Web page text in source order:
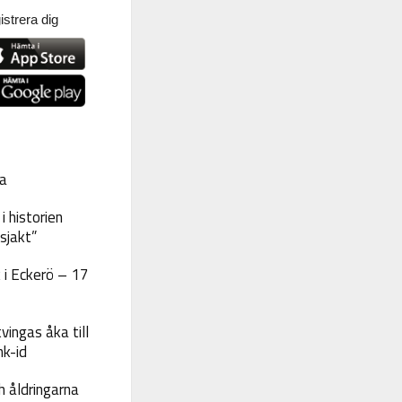
dig
historien
Eckerö – 17
åka till
id
åldringarna